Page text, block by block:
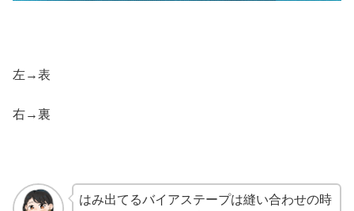
左→表
右→裏
はみ出てるバイアステープは縫い合わせの時